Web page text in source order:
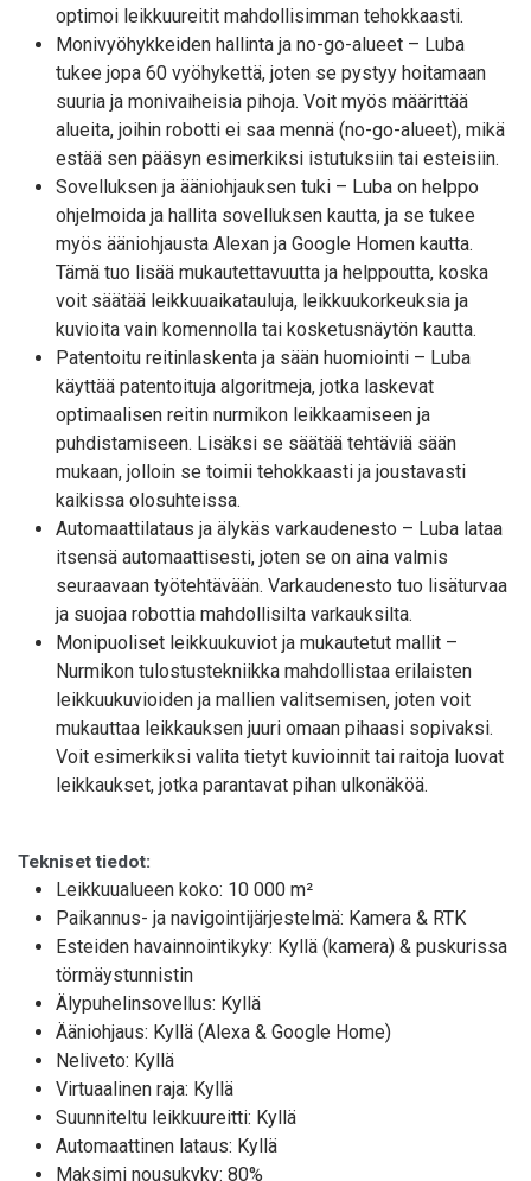
optimoi leikkuureitit mahdollisimman tehokkaasti.
Monivyöhykkeiden hallinta ja no-go-alueet – Luba
tukee jopa 60 vyöhykettä, joten se pystyy hoitamaan
suuria ja monivaiheisia pihoja. Voit myös määrittää
alueita, joihin robotti ei saa mennä (no-go-alueet), mikä
estää sen pääsyn esimerkiksi istutuksiin tai esteisiin.
Sovelluksen ja ääniohjauksen tuki – Luba on helppo
ohjelmoida ja hallita sovelluksen kautta, ja se tukee
myös ääniohjausta Alexan ja Google Homen kautta.
Tämä tuo lisää mukautettavuutta ja helppoutta, koska
voit säätää leikkuuaikatauluja, leikkuukorkeuksia ja
kuvioita vain komennolla tai kosketusnäytön kautta.
Patentoitu reitinlaskenta ja sään huomiointi – Luba
käyttää patentoituja algoritmeja, jotka laskevat
optimaalisen reitin nurmikon leikkaamiseen ja
puhdistamiseen. Lisäksi se säätää tehtäviä sään
mukaan, jolloin se toimii tehokkaasti ja joustavasti
kaikissa olosuhteissa.
Automaattilataus ja älykäs varkaudenesto – Luba lataa
itsensä automaattisesti, joten se on aina valmis
seuraavaan työtehtävään. Varkaudenesto tuo lisäturvaa
ja suojaa robottia mahdollisilta varkauksilta.
Monipuoliset leikkuukuviot ja mukautetut mallit –
Nurmikon tulostustekniikka mahdollistaa erilaisten
leikkuukuvioiden ja mallien valitsemisen, joten voit
mukauttaa leikkauksen juuri omaan pihaasi sopivaksi.
Voit esimerkiksi valita tietyt kuvioinnit tai raitoja luovat
leikkaukset, jotka parantavat pihan ulkonäköä.
Tekniset tiedot:
Leikkuualueen koko: 10 000 m²
Paikannus- ja navigointijärjestelmä: Kamera & RTK
Esteiden havainnointikyky: Kyllä (kamera) & puskurissa
törmäystunnistin
Älypuhelinsovellus: Kyllä
Ääniohjaus: Kyllä (Alexa & Google Home)
Neliveto: Kyllä
Virtuaalinen raja: Kyllä
Suunniteltu leikkuureitti: Kyllä
Automaattinen lataus: Kyllä
Maksimi nousukyky: 80%